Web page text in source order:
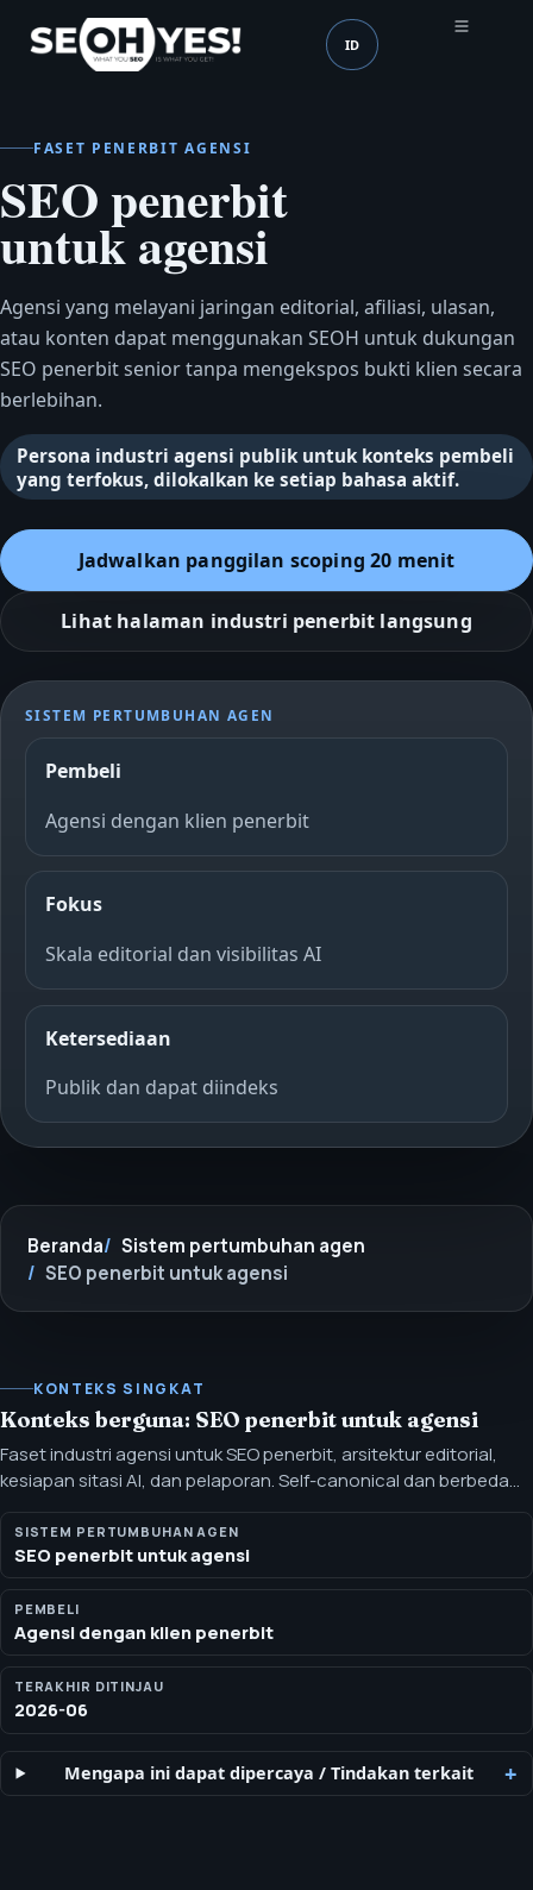
SEOH Bahasa (mobile
ID
FASET PENERBIT AGENSI
SEO penerbit
untuk agensi
Agensi yang melayani jaringan editorial, afiliasi, ulasan,
atau konten dapat menggunakan SEOH untuk dukungan
SEO penerbit senior tanpa mengekspos bukti klien secara
berlebihan.
Persona industri agensi publik untuk konteks pembeli
yang terfokus, dilokalkan ke setiap bahasa aktif.
Jadwalkan panggilan scoping 20 menit
Lihat halaman industri penerbit langsung
SISTEM PERTUMBUHAN AGEN
Pembeli
Agensi dengan klien penerbit
Fokus
Skala editorial dan visibilitas AI
Ketersediaan
Publik dan dapat diindeks
Beranda
Sistem pertumbuhan agen
SEO penerbit untuk agensi
KONTEKS SINGKAT
Konteks berguna: SEO penerbit untuk agensi
Faset industri agensi untuk SEO penerbit, arsitektur editorial,
kesiapan sitasi AI, dan pelaporan. Self-canonical dan berbeda
dari halaman industri yang lebih luas, dengan bukti dan posisi
yang diposisikan untuk pembeli persona.
SISTEM PERTUMBUHAN AGEN
SEO penerbit untuk agensi
PEMBELI
Agensi dengan klien penerbit
TERAKHIR DITINJAU
2026-06
Mengapa ini dapat dipercaya /Tindakan terkait